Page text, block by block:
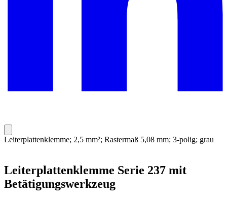
Leiterplattenklemme; 2,5 mm²; Rastermaß 5,08 mm; 3-polig; grau
Leiterplattenklemme Serie 237 mit
Betätigungswerkzeug